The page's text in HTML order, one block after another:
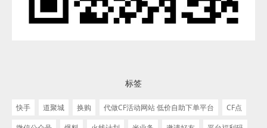
标签
快手 道聚城 换购 代做CF活动网站 低价自助下单平台
CF点